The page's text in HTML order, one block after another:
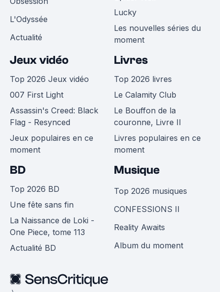
L'Odyssée
Actualité
Lucky
Les nouvelles séries du
moment
Jeux vidéo
Top 2026 Jeux vidéo
007 First Light
Assassin's Creed: Black
Flag - Resynced
Jeux populaires en ce
moment
Livres
Top 2026 livres
Le Calamity Club
Le Bouffon de la
couronne, Livre II
Livres populaires en ce
moment
BD
Top 2026 BD
Une fête sans fin
La Naissance de Loki -
One Piece, tome 113
Actualité BD
Musique
Top 2026 musiques
CONFESSIONS II
Reality Awaits
Album du moment